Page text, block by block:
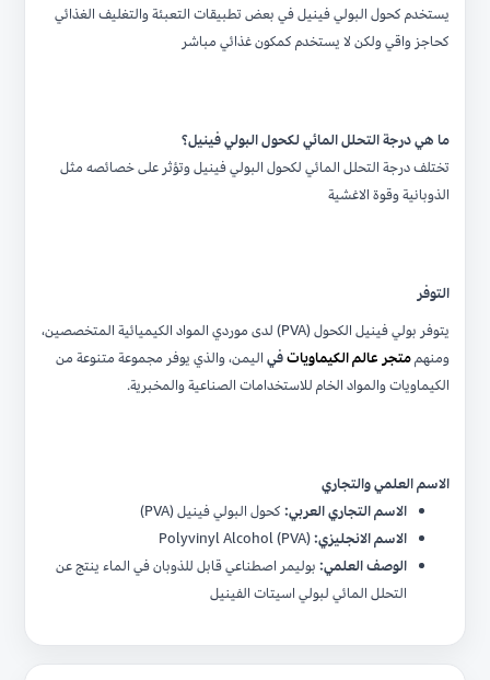
يستخدم كحول البولي فينيل في بعض تطبيقات التعبئة والتغليف الغذائي
كحاجز واقي ولكن لا يستخدم كمكون غذائي مباشر
ما هي درجة التحلل المائي لكحول البولي فينيل؟
تختلف درجة التحلل المائي لكحول البولي فينيل وتؤثر على خصائصه مثل
الذوبانية وقوة الاغشية
التوفر
يتوفر بولي فينيل الكحول (PVA) لدى موردي المواد الكيميائية المتخصصين،
ومنهممتجر عالم الكيماوياتفي اليمن، والذي يوفر مجموعة متنوعة من
الكيماويات والمواد الخام للاستخدامات الصناعية والمخبرية.
الاسم العلمي والتجاري
الاسم التجاري العربي: كحول البولي فينيل (PVA)
الاسم الانجليزي:
الوصف العلمي: بوليمر اصطناعي قابل للذوبان في الماء ينتج عن
التحلل المائي لبولي اسيتات الفينيل